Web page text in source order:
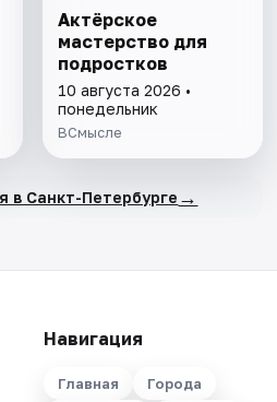
Актёрское
мастерство для
подростков
10 августа 2026 •
понедельник
ВСмысле
в Санкт-Петербурге →
Навигация
Главная Города